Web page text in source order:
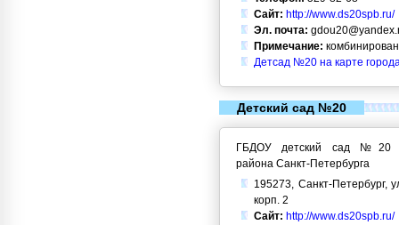
Сайт: http://www.ds20spb.ru/
Эл. почта:
Примечание:
Детсад №20 на карте
Детский сад №20
ГБДОУ детский сад №20
района Санкт-Петербурга
195273, Санкт-Петербург,
корп. 2
Сайт: http://www.ds20spb.ru/